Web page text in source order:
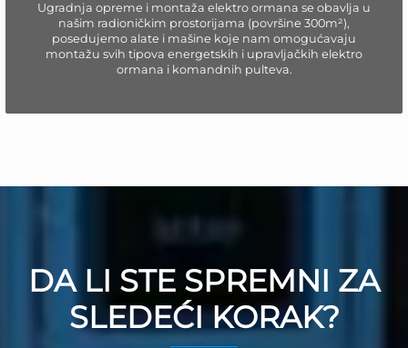
Ugradnja opreme i montaža elektro ormana se obavlja u
našim radioničkim prostorijama (površine 300m²),
posedujemo alate i mašine koje nam omogućavaju
montažu svih tipova energetskih i upravljačkih elektro
ormana i komandnih pulteva.
DA LI STE SPREMNI ZA
SLEDEĆI KORAK?